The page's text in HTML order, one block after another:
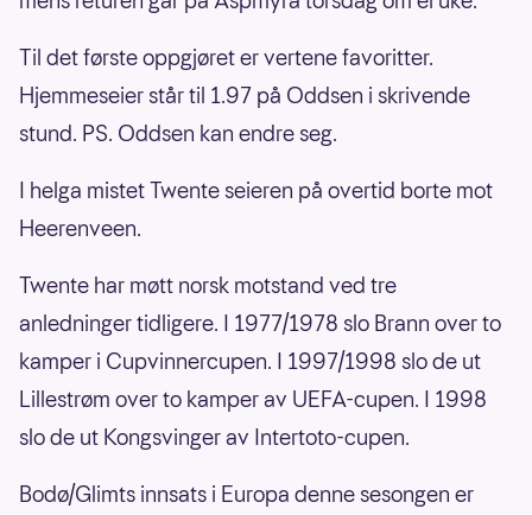
Til det første oppgjøret er vertene favoritter.
Hjemmeseier står til 1.97 på Oddsen i skrivende
stund. PS. Oddsen kan endre seg.
I helga mistet Twente seieren på overtid borte mot
Heerenveen.
Twente har møtt norsk motstand ved tre
anledninger tidligere. I 1977/1978 slo Brann over to
kamper i Cupvinnercupen. I 1997/1998 slo de ut
Lillestrøm over to kamper av UEFA-cupen. I 1998
slo de ut Kongsvinger av Intertoto-cupen.
Bodø/Glimts innsats i Europa denne sesongen er